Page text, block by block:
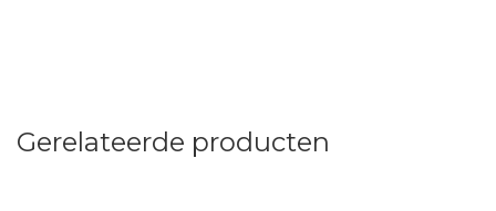
Gerelateerde producten